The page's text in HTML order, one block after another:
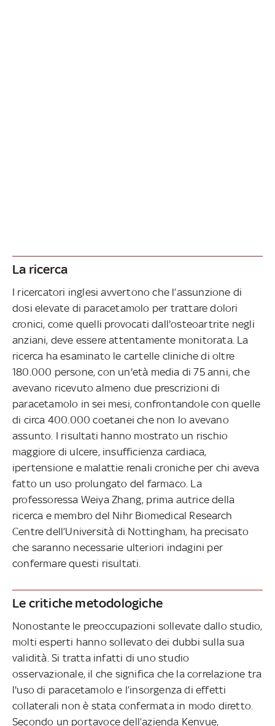
La ricerca
I ricercatori inglesi avvertono che l’assunzione di
dosi elevate di paracetamolo per trattare dolori
cronici, come quelli provocati dall'osteoartrite negli
anziani, deve essere attentamente monitorata. La
ricerca ha esaminato le cartelle cliniche di oltre
180.000 persone, con un'età media di 75 anni, che
avevano ricevuto almeno due prescrizioni di
paracetamolo in sei mesi, confrontandole con quelle
di circa 400.000 coetanei che non lo avevano
assunto. I risultati hanno mostrato un rischio
maggiore di ulcere, insufficienza cardiaca,
ipertensione e malattie renali croniche per chi aveva
fatto un uso prolungato del farmaco. La
professoressa Weiya Zhang, prima autrice della
ricerca e membro del Nihr Biomedical Research
Centre dell’Università di Nottingham, ha precisato
che saranno necessarie ulteriori indagini per
confermare questi risultati.
Le critiche metodologiche
Nonostante le preoccupazioni sollevate dallo studio,
molti esperti hanno sollevato dei dubbi sulla sua
validità. Si tratta infatti di uno studio
osservazionale, il che significa che la correlazione tra
l'uso di paracetamolo e l’insorgenza di effetti
collaterali non è stata confermata in modo diretto.
Secondo un portavoce dell’azienda Kenvue,